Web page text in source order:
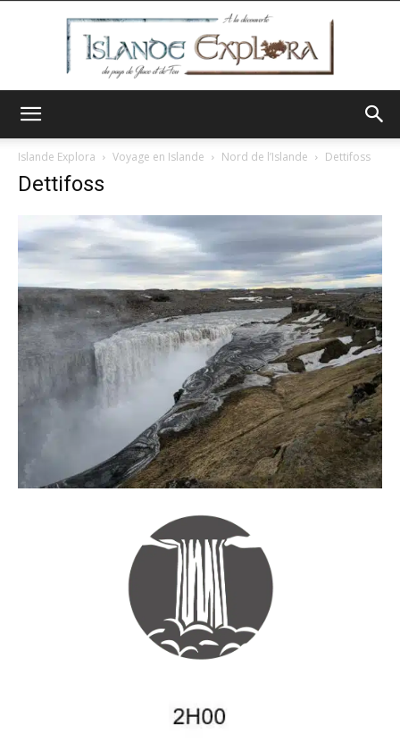
Islande Explora Voyage en Islande Nord de l’Islande Dettifoss
Dettifoss